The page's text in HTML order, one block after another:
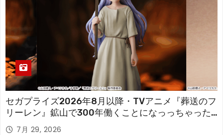
セガプライズ2026年8月以降・TVアニメ『葬送のフ
リーレン』鉱山で300年働くことになっっちゃった
「フリーレン」を立体化！
7月 29, 2026